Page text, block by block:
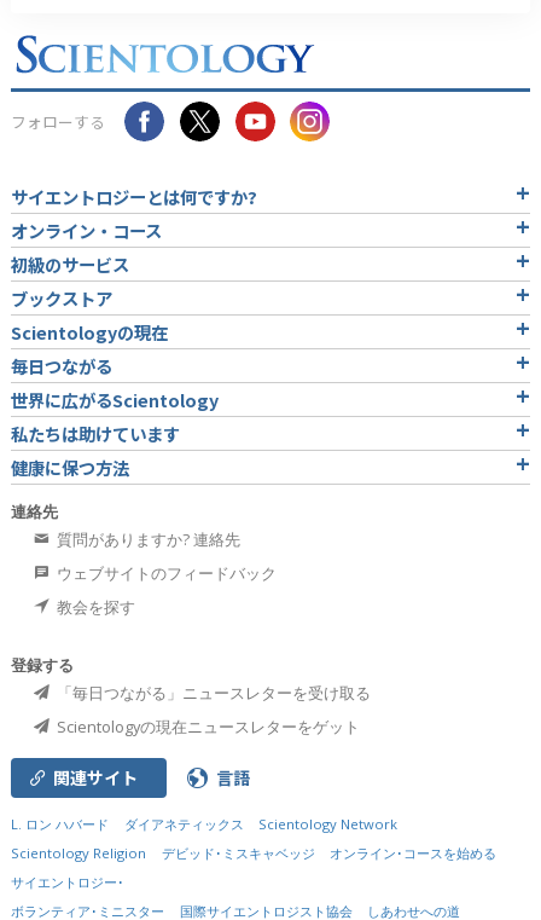
フォローする
サイエントロジーとは何ですか?
オンライン・コース
初級のサービス
ブックストア
Scientologyの現在
毎日つながる
世界に広がるScientology
私たちは助けています
健康に保つ方法
連絡先
質問がありますか? 連絡先
ウェブサイトのフィードバック
教会を探す
登録する
「毎日つながる」ニュースレターを受け取る
Scientologyの現在ニュースレターをゲット
関連サイト 言語
L. ロン ハバード ダイアネティックス
Scientology Network
Scientology Religion
デビッド･ミスキャベッジ
オンライン･コースを始める
サイエントロジー･
ボランティア･ミニスター
国際サイエントロジスト協会 しあわせへの道